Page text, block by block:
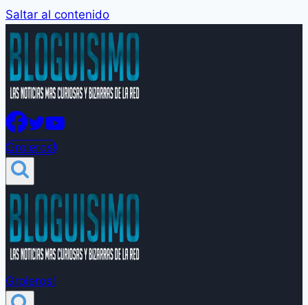
Saltar al contenido
Groleros!
Groleros!